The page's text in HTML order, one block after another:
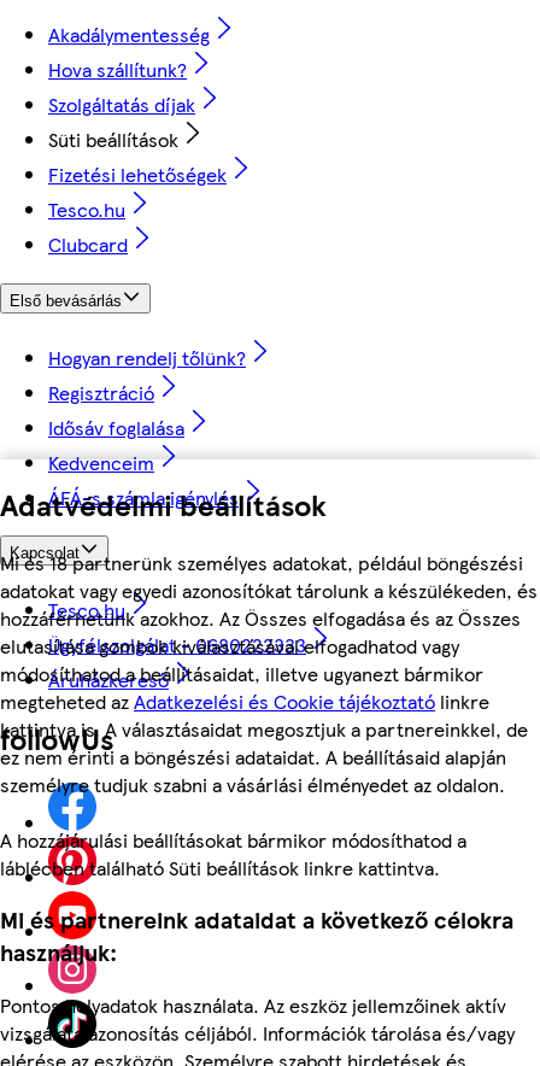
Adatvédelmi beállítások
Mi és 18 partnerünk személyes adatokat, például böngészési
adatokat vagy egyedi azonosítókat tárolunk a készülékeden, és
hozzáférhetünk azokhoz. Az Összes elfogadása és az Összes
elutasítása gombok kiválasztásával elfogadhatod vagy
módosíthatod a beállításaidat, illetve ugyanezt bármikor
megteheted azAdatkezelési és Cookie tájékoztató linkre
kattintva is. A választásaidat megosztjuk a partnereinkkel, de
ez nem érinti a böngészési adataidat. A beállításaid alapján
személyre tudjuk szabni a vásárlási élményedet az oldalon.
A hozzájárulási beállításokat bármikor módosíthatod a
láblécben található Süti beállítások linkre kattintva.
Mi és partnereink adataidat a következő célokra
használjuk:
Pontos helyadatok használata. Az eszköz jellemzőinek aktív
vizsgálata azonosítás céljából. Információk tárolása és/vagy
Akadálymentesség
Hova szállítunk?
Szolgáltatás díjak
Süti beállítások
Fizetési lehetőségek
Tesco.hu
Clubcard
Első bevásárlás
Hogyan rendelj tőlünk?
Regisztráció
Idősáv foglalása
Kedvenceim
ÁFÁ-s számla igénylés
Kapcsolat
Tesco.hu
Ügyfélszolgálat - 0680222333
Áruházkereső
followUs